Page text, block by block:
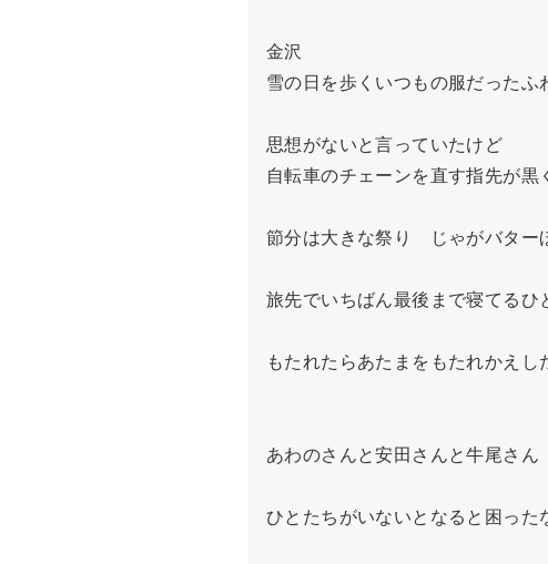
金沢
雪の日を歩くいつもの服だったふ
思想がないと言っていたけど
自転車のチェーンを直す指先が黒
節分は大きな祭り　じゃがバター
旅先でいちばん最後まで寝てるひ
もたれたらあたまをもたれかえ
あわのさんと安田さんと牛尾さん
ひとたちがいないとなると困っ